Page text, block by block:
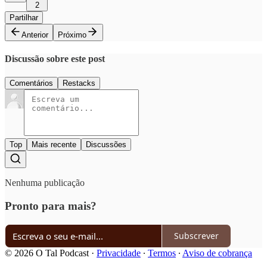
2
Partilhar
Anterior
Próximo
Discussão sobre este post
Comentários Restacks
Top Mais recente Discussões
Nenhuma publicação
Pronto para mais?
Subscrever
© 2026 O Tal Podcast · Privacidade ∙ Termos ∙ Aviso de cobrança